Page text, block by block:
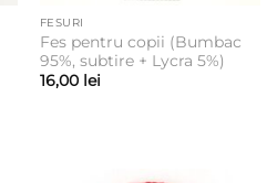
FESURI
Fes pentru copii (Bumbac
95%, subtire + Lycra 5%)
16,00 lei